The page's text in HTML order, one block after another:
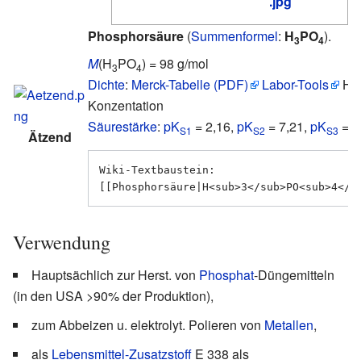
Ätzend
Phosphorsäure (Summenformel: H3PO4).
M(H3PO4) = 98 g/mol
Dichte: Merck-Tabelle (PDF) Labor-Tools H
Konzentation
Säurestärke: pKS1 = 2,16, pKS2 = 7,21, pKS3 =
Wiki-Textbaustein:
Verwendung
Hauptsächlich zur Herst. von Phosphat-Düngemitteln
(in den USA >90% der Produktion),
zum Abbeizen u. elektrolyt. Polieren von Metallen,
als Lebensmittel-Zusatzstoff E 338 als